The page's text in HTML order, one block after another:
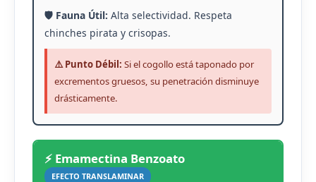
🛡️ Fauna Útil: Alta selectividad. Respeta
chinches pirata y crisopas.
⚠️ Punto Débil: Si el cogollo está taponado por
excrementos gruesos, su penetración disminuye
drásticamente.
⚡ Emamectina Benzoato
EFECTO TRANSLAMINAR